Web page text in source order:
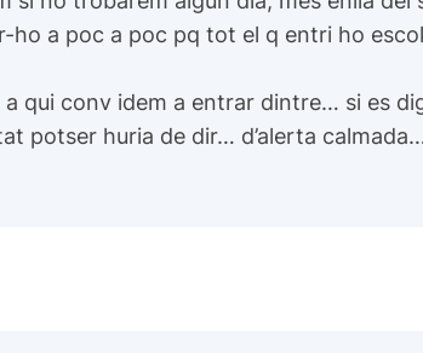
a poc a poc pq tot el q entri ho
qui conv idem a entrar dintre… si es
potser huria de dir… d’alerta